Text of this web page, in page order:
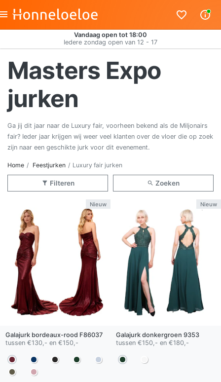
Vandaag open tot 18:00
Iedere zondag open van 12 - 17
Masters Expo
jurken
Ga jij dit jaar naar de Luxury fair, voorheen bekend als de Miljonairs
fair? Ieder jaar krijgen wij weer veel klanten over de vloer die op zoek
zijn naar een geschikte jurk voor dit evenement.
Home Feestjurken Luxury fair jurken
Filteren Zoeken
Nieuw
Galajurk bordeaux-rood F86037
tussen €130,- en €150,-
Nieuw
Galajurk donkergroen 9353
tussen €150,- en €180,-